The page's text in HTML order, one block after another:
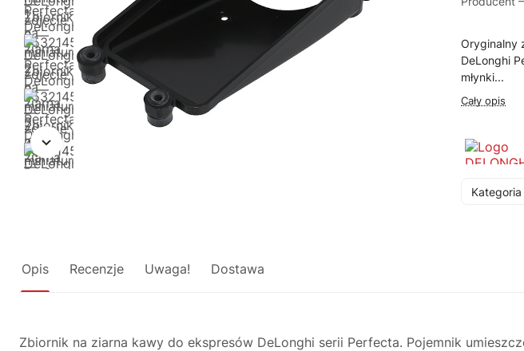
Oryginalny
DeLonghi
młynki...
Cały opis
Opis Recenzje Uwaga! Dostawa
Zbiornik na ziarna kawy do ekspresów DeLonghi serii Perfecta. Pojemnik